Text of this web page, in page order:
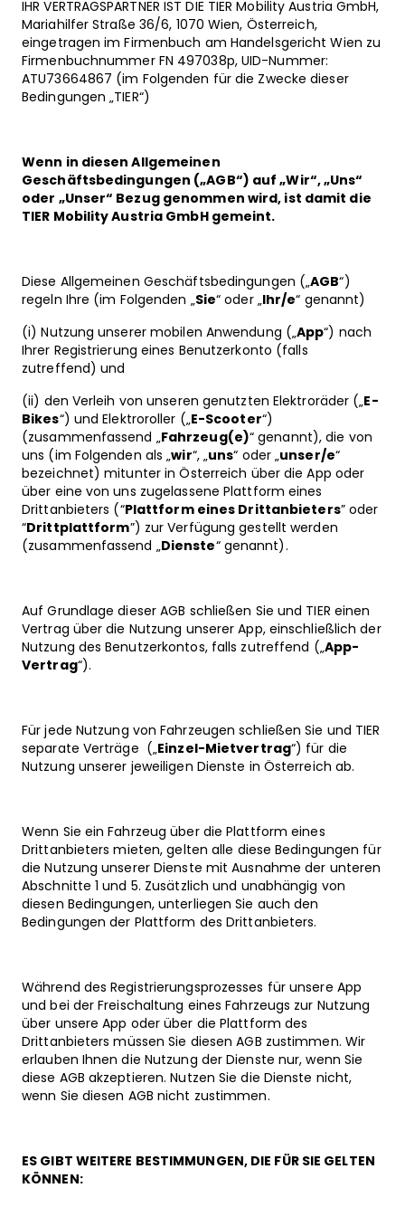
IHR VERTRAGSPARTNER IST DIE TIER Mobility Austria GmbH,
Mariahilfer Straße 36/6, 1070 Wien, Österreich,
eingetragen im Firmenbuch am Handelsgericht Wien zu
Firmenbuchnummer FN 497038p, UID-Nummer:
ATU73664867 (im Folgenden für die Zwecke dieser
Bedingungen „TIER“)
Wenn in diesen Allgemeinen
Geschäftsbedingungen („AGB“) auf „Wir“, „Uns“
oder „Unser“ Bezug genommen wird, ist damit die
TIER Mobility Austria GmbH gemeint.
Diese Allgemeinen Geschäftsbedingungen („AGB“)
regeln Ihre (im Folgenden „Sie“ oder „Ihr/e“ genannt)
(i) Nutzung unserer mobilen Anwendung („App“) nach
Ihrer Registrierung eines Benutzerkonto (falls
zutreffend) und
(ii) den Verleih von unseren genutzten Elektroräder („E-
Bikes“) und Elektroroller („E-Scooter“)
(zusammenfassend „Fahrzeug(e)“ genannt), die von
uns (im Folgenden als „wir“, „uns“ oder „unser/e“
bezeichnet) mitunter in Österreich über die App oder
über eine von uns zugelassene Plattform eines
Drittanbieters (“Plattform eines Drittanbieters” oder
“Drittplattform”) zur Verfügung gestellt werden
(zusammenfassend „Dienste“ genannt).
Auf Grundlage dieser AGB schließen Sie und TIER einen
Vertrag über die Nutzung unserer App, einschließlich der
Nutzung des Benutzerkontos, falls zutreffend („App-
Vertrag“).
Für jede Nutzung von Fahrzeugen schließen Sie und TIER
separate Verträge („Einzel-Mietvertrag“) für die
Nutzung unserer jeweiligen Dienste in Österreich ab.
Wenn Sie ein Fahrzeug über die Plattform eines
Drittanbieters mieten, gelten alle diese Bedingungen für
die Nutzung unserer Dienste mit Ausnahme der unteren
Abschnitte 1 und 5. Zusätzlich und unabhängig von
diesen Bedingungen, unterliegen Sie auch den
Bedingungen der Plattform des Drittanbieters.
Während des Registrierungsprozesses für unsere App
und bei der Freischaltung eines Fahrzeugs zur Nutzung
über unsere App oder über die Plattform des
Drittanbieters müssen Sie diesen AGB zustimmen. Wir
erlauben Ihnen die Nutzung der Dienste nur, wenn Sie
diese AGB akzeptieren. Nutzen Sie die Dienste nicht,
wenn Sie diesen AGB nicht zustimmen.
ES GIBT WEITERE BESTIMMUNGEN, DIE FÜR SIE GELTEN
KÖNNEN: